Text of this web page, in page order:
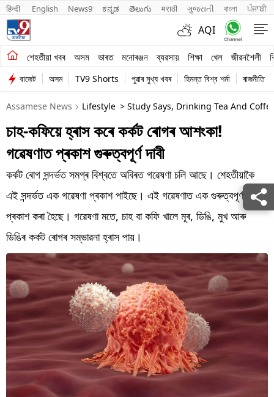
हिन्दी English News9 ಕನ್ನಡ తెలుగు मराठी ગુજરાતી বাংলা ਪੰਜਾਬੀ
AQI
শেহতীয়া খবৰ অসম ভাৰত মনোৰঞ্জন ব্যৱসায় শিক্ষা খেল জীৱনশৈলী
শেহতীয়া খবৰ
অসম
ভাৰত
মনোৰঞ্জন
ব্যৱসায়
শিক্ষা
খেল
জীৱনশৈলী
বিশ্ব
প্ৰযুক্তি
Videos
বাজেট অসম TV9 Shorts পুৱাৰ মুখ্য খবৰ হিমন্ত বিশ্ব শৰ্মা ৰাজনীতি
Assamese News Lifestyle > Study Says, Drinking Tea And
চাহ-কফিয়ে হ্ৰাস কৰে কৰ্কট ৰোগৰ আশংকা!
গৱেষণাত প্ৰকাশ গুৰুত্বপূৰ্ণ দাবী
কৰ্কট ৰোগ সন্দৰ্ভত সমগ্ৰ বিশ্বতে অবিৰত গৱেষণা চলি আছে। শেহতীয়াকৈ
এই সন্দৰ্ভত এক গৱেষণা প্ৰকাশ পাইছে। এই গৱেষণাত এক গুৰুত্বপূৰ্ণ তথ্য
প্ৰকাশ কৰা হৈছে। গৱেষণা মতে, চাহ বা কফি খালে মূৰ, ডিঙি, মুখ আৰু
ডিঙিৰ কৰ্কট ৰোগৰ সম্ভাৱনা হ্ৰাস পায়।